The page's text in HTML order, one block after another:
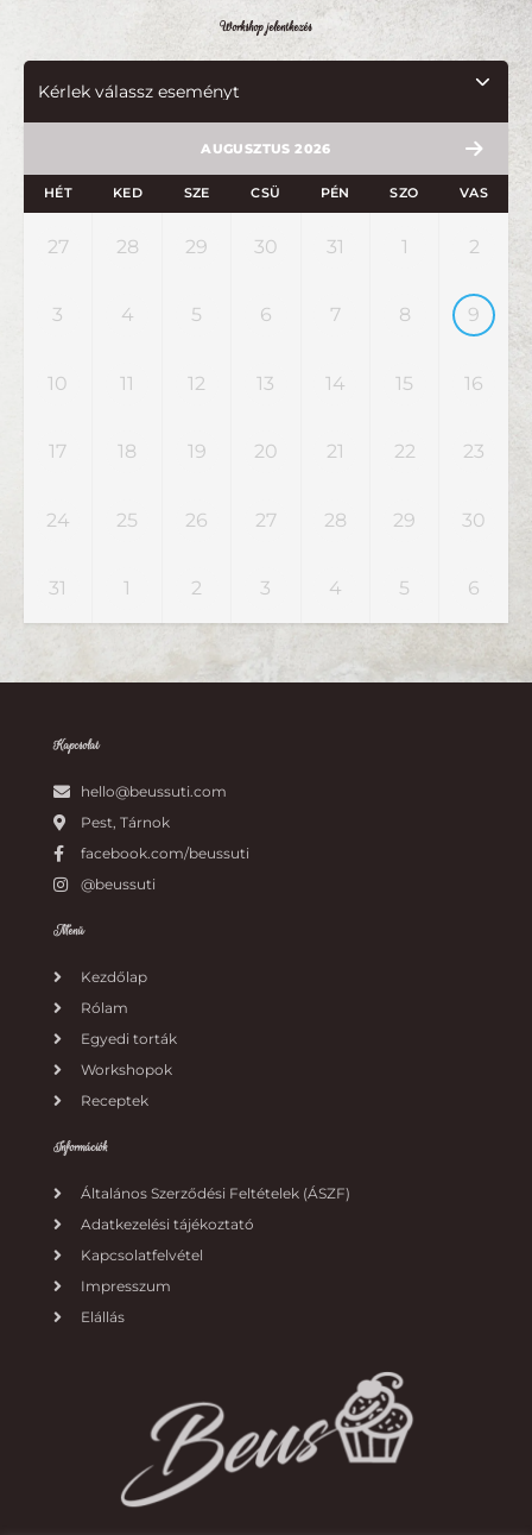
Workshop jelentkezés
AUGUSZTUS 2026
HÉT KED SZE CSÜ PÉN SZO VAS
27 28 29 30 31 1 2
3 4 5 6 7 8 9
10 11 12 13 14 15 16
17 18 19 20 21 22 23
24 25 26 27 28 29 30
31 1 2 3 4 5 6
Kapcsolat
hello@beussuti.com
Pest, Tárnok
facebook.com/beussuti
@beussuti
Menü
Kezdőlap
Rólam
Egyedi torták
Workshopok
Receptek
Információk
Általános Szerződési Feltételek (ÁSZF)
Adatkezelési tájékoztató
Kapcsolatfelvétel
Impresszum
Elállás